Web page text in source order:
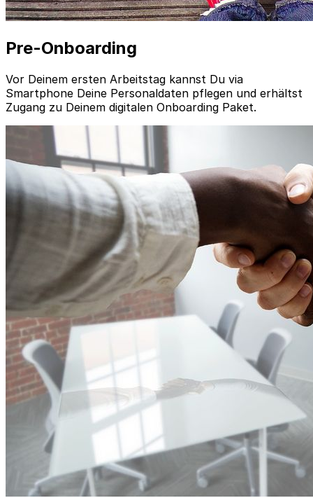
Pre-Onboarding
Vor Deinem ersten Arbeitstag kannst Du via
Smartphone Deine Personaldaten pflegen und erhältst
Zugang zu Deinem digitalen Onboarding Paket.